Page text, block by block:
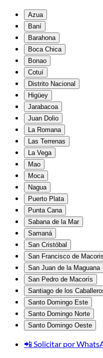
Azua
Baní
Barahona
Boca Chica
Bonao
Cotuí
Distrito Nacional
Higüey
Jarabacoa
Juan Dolio
La Romana
Las Terrenas
La Vega
Mao
Moca
Nagua
Puerto Plata
Punta Cana
Sabana de la Mar
Samaná
San Cristóbal
San Francisco de Macoris
San Juan de la Maguana
San Pedro de Macorís
Santiago de los
Santo Domingo Este
Santo Domingo Norte
Santo Domingo Oeste
📲 Solicitar por